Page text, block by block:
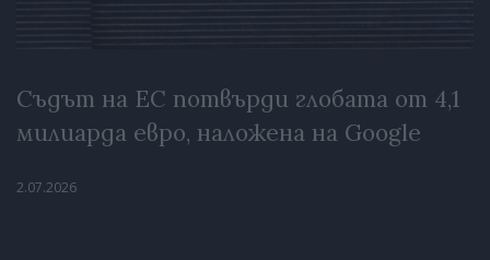
Съдът на ЕС потвърди глобата от 4,1
милиарда евро, наложена на Google
2.07.2026